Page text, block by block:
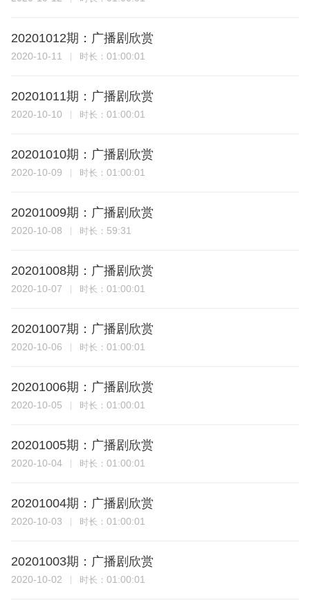
20201012期：广播剧欣赏
2020-10-11 时长： 01:00:01
20201011期：广播剧欣赏
2020-10-10 时长： 01:00:01
20201010期：广播剧欣赏
2020-10-09 时长： 01:00:01
20201009期：广播剧欣赏
2020-10-08 时长： 59:31
20201008期：广播剧欣赏
2020-10-07 时长： 01:00:01
20201007期：广播剧欣赏
2020-10-06 时长： 01:00:01
20201006期：广播剧欣赏
2020-10-05 时长： 01:00:01
20201005期：广播剧欣赏
2020-10-04 时长： 01:00:01
20201004期：广播剧欣赏
2020-10-03 时长： 01:00:01
20201003期：广播剧欣赏
2020-10-02 时长： 01:00:01